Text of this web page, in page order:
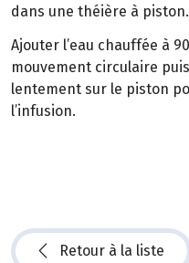
dans une théière à piston.
Ajouter l’eau chauffée à
mouvement circulaire
lentement sur le piston
l’infusion.
Retour à la liste